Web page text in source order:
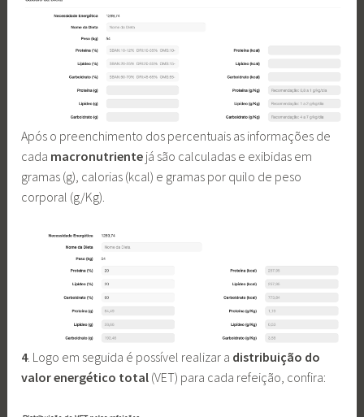
Após o preenchimento dos percentuais as informações de
cada macronutriente já são calculadas e exibidas em
gramas (g), calorias (kcal) e gramas por quilo de peso
corporal (g/Kg).
4. Logo em seguida é possível realizar a distribuição do
valor energético total (VET) para cada refeição, confira: